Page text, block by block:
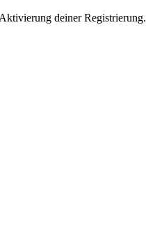
deiner Registrierung.